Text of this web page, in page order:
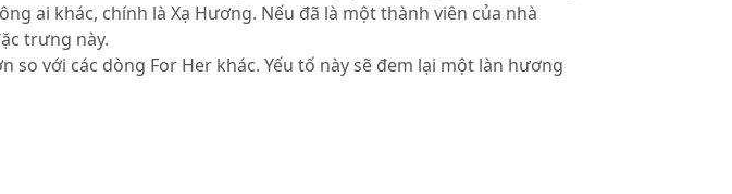
ai khác, chính là Xạ Hương. Nếu đã là một thành viên của nhà
trưng này.
với các dòng For Her khác. Yếu tố này sẽ đem lại một làn hương